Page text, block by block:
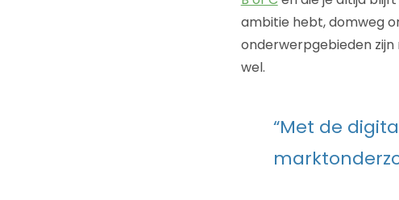
ambitie hebt, domweg
onderwerpgebieden
wel.
“Met de